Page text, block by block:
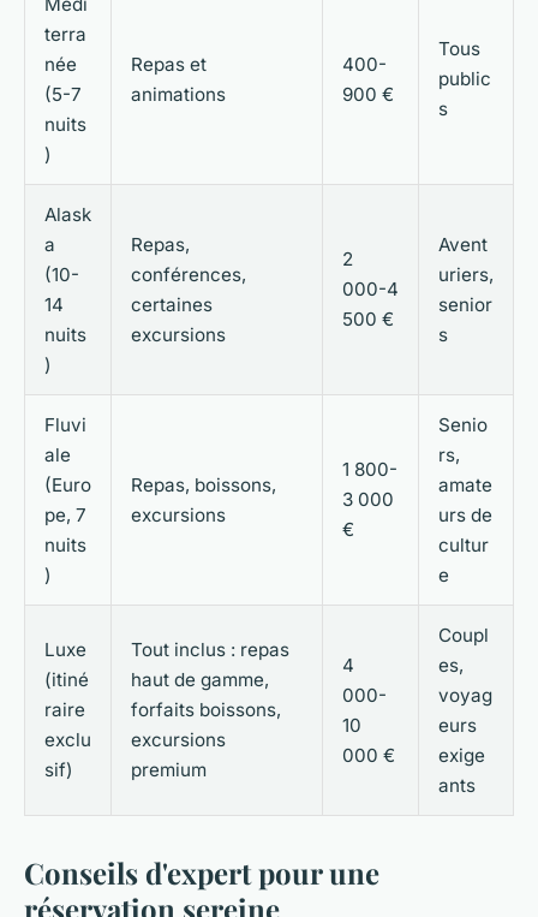
terra
née
(5-7
nuits
)
Repas et
animations
400-
900 €
Tous
public
s
Alask
a
(10-
14
nuits
)
Repas,
conférences,
certaines
excursions
2
000-4
500 €
Avent
uriers,
senior
s
Fluvi
ale
(Euro
pe, 7
nuits
)
Repas, boissons,
excursions
1 800-
3 000
€
Senio
rs,
amate
urs de
cultur
e
Luxe
(itiné
raire
exclu
sif)
Tout inclus : repas
haut de gamme,
forfaits boissons,
excursions
premium
4
000-
10
000 €
Coupl
es,
voyag
eurs
exige
ants
Conseils d'expert pour une
réservation sereine